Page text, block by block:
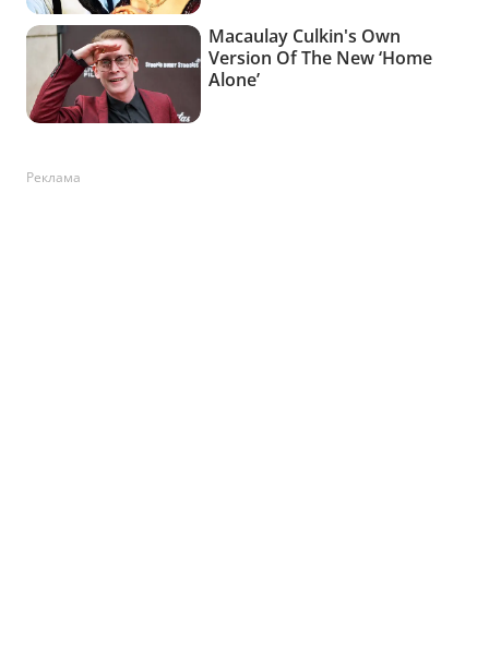
Реклама